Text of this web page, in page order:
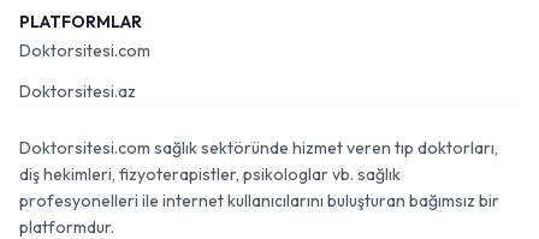
PLATFORMLAR
Doktorsitesi.com
Doktorsitesi.az
Doktorsitesi.com sağlık sektöründe hizmet veren tıp doktorları,
diş hekimleri, fizyoterapistler, psikologlar vb. sağlık
profesyonelleri ile internet kullanıcılarını buluşturan bağımsız bir
platformdur.